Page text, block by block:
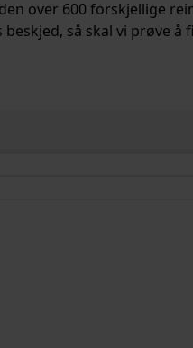
over 600 forskjellige
så skal vi prøve å